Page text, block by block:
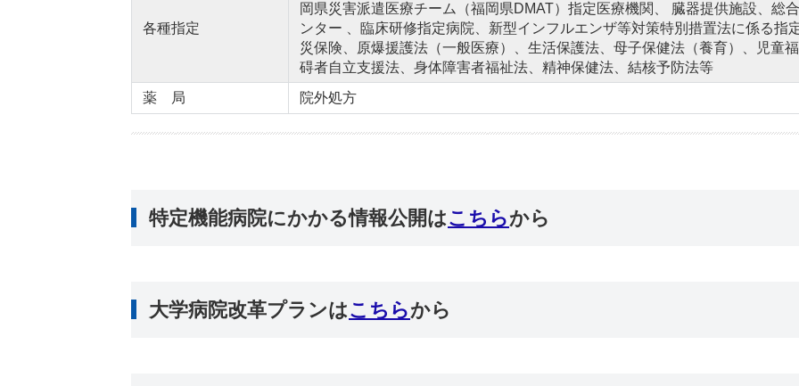
各種指定
岡県災害派遣医療チーム（福岡県DMAT）指定医療機関、 臓器提供施設、総
ンター 、臨床研修指定病院、新型インフルエンザ等対策特別措置法に係る指
災保険、原爆援護法（一般医療）、生活保護法、母子保健法（養育）、児童
碍者自立支援法、身体障害者福祉法、精神保健法、結核予防法等
薬 局
院外処方
特定機能病院にかかる情報公開はこちらから
大学病院改革プランはこちらから